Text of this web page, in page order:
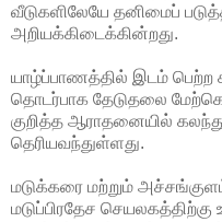
வீடுகளிலேயே தனிமைப்
அறியக்கிடைக்கின்றது.
யாழ்ப்பாணத்தில் இடம்
தொடர்பாக தேடுதலை
குறித்த ஆராதனையில்
தெரியவந்துள்ளது.
மடுக்கரை மற்றும்
மடுப்பிரதேச செயலகத்திற்கு